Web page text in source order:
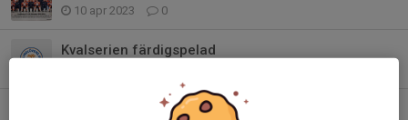
10 apr 2023 0
Kvalserien färdigspelad
Strömsbro Borta